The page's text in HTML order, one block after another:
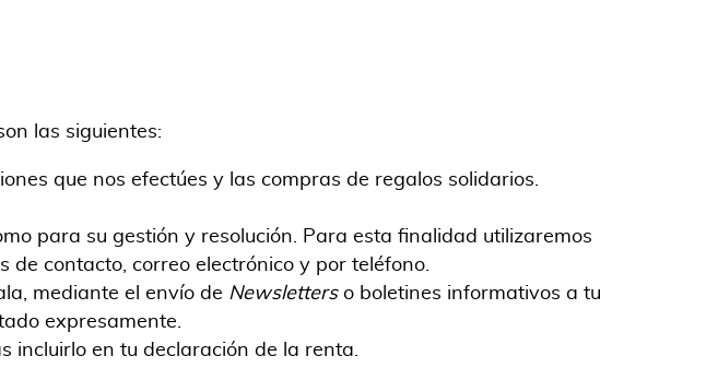
las siguientes:
que nos efectúes y las compras de regalos solidarios.
para su gestión y resolución. Para esta finalidad utilizaremos
de contacto, correo electrónico y por teléfono.
mediante el envío de Newsletterso boletines informativos a tu
expresamente.
incluirlo en tu declaración de la renta.